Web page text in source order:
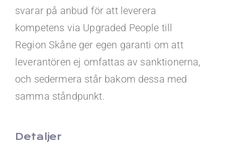
svarar på anbud för att leverera
kompetens via Upgraded People till
Region Skåne ger egen garanti om att
leverantören ej omfattas av sanktionerna,
och sedermera står bakom dessa med
samma ståndpunkt.
Detaljer